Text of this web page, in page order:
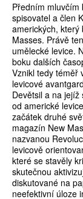
Předním mluvčím
spisovatel a člen
amerických,
Masses. Právě
umělecké levice.
boku dalších
Vznikl tedy téměř
levicové
Devětsil a na
od americké
začátek druhé
magazín New
nazvanou
levicově
které se stavěly
skutečnou
diskutované na
neefektivní úloze